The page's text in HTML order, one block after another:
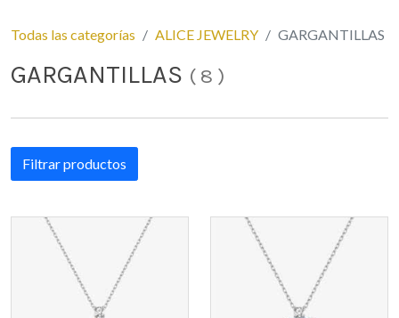
Todas las categorías ALICE JEWELRY GARGANTILLAS
GARGANTILLAS ( 8 )
Filtrar productos